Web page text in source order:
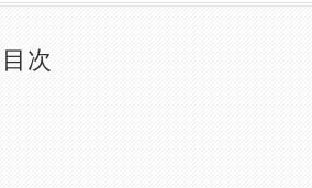
目次